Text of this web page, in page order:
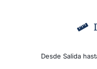
Desde Salida